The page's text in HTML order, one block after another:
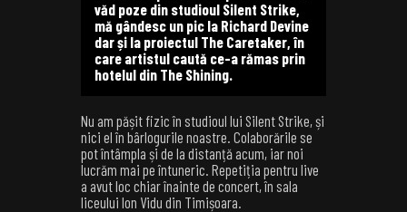
văd poze din studioul Silent Strike,
mă gândesc un pic la Richard Devine
dar și la proiectul The Caretaker, în
care artistul caută ce-a rămas prin
hotelul din The Shining.
Nu am pășit fizic în studioul lui Silent Strike, și
nici el în bârlogurile noastre. Colaborările se
pot întâmpla și de la distanță acum, iar noi
lucrăm mai pe întuneric. Repetiția pentru live
a avut loc chiar înainte de concert, în sala
liceului Ion Vidu din Timișoara.